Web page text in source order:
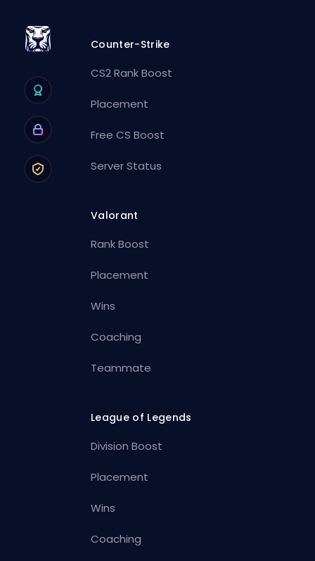
Counter-Strike
CS2 Rank Boost
Placement
Free CS Boost
Server Status
Valorant
Rank Boost
Placement
Wins
Coaching
Teammate
League of Legends
Division Boost
Placement
Wins
Coaching